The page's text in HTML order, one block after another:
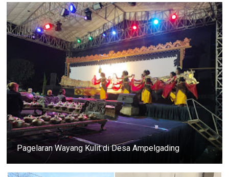
Pagelaran Wayang Kulit di Desa Ampelgading